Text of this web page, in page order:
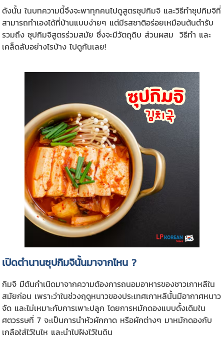
ดังนั้น ในบทความนี้จึงจะพาทุกคนไปดูสูตรซุปกิมจิ และวิธีทำซุปกิมจิที่
สามารถทำเองได้ที่บ้านแบบง่ายๆ แต่มีรสชาติอร่อยเหมือนต้นตำรับ
รวมถึง ซุปกิมจิสูตรร่วมสมัย ซึ่งจะมีวัตถุดิบ ส่วนผสม วิธีทำ และ
เคล็ดลับอย่างไรบ้าง ไปดูกันเลย!
เปิดตำนานซุปกิมจินั้นมาจากไหน ?
กิมจิ มีต้นกำเนิดมาจากความต้องการถนอมอาหารของชาวเกาหลีใน
สมัยก่อน เพราะว่าในช่วงฤดูหนาวของประเทศเกาหลีนั้นมีอากาศหนาว
จัด และไม่เหมาะกับการเพาะปลูก โดยการหมักดองแบบดั้งเดิมใน
ศตวรรษที่ 7 จะเป็นการนำหัวผักกาด หรือผักต่างๆ มาหมักดองกับ
เกลือใส่ไว้ในไห และนำไปฝังไว้ในดิน